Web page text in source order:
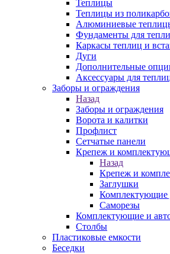
Теплицы
Теплицы из
Алюминиевые
Фундаменты для
Каркасы теплиц и
Дуги
Дополнительные
Аксессуары для
Заборы и ограждения
Назад
Заборы и ограждения
Ворота и калитки
Профлист
Сетчатые панели
Крепеж и
Назад
Крепеж и
Заглушки
Комплектующие
Саморезы
Комплектующие и
Столбы
Пластиковые емкости
Беседки